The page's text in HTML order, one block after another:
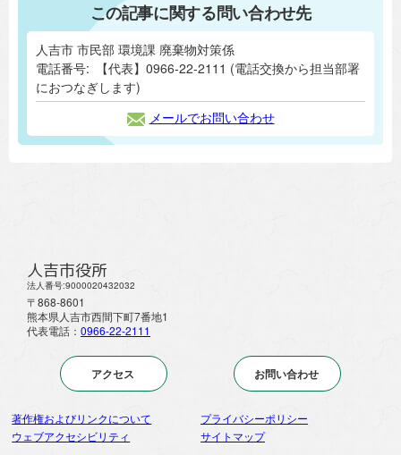
この記事に関する問い合わせ先
人吉市 市民部 環境課 廃棄物対策係
電話番号:
【代表】0966-22-2111 (電話交換から担当部署
におつなぎします)
メールでお問い合わせ
人吉市役所
法人番号:9000020432032
〒868-8601
熊本県人吉市西間下町7番地1
代表電話： 0966-22-2111
アクセス お問い合わせ
著作権およびリンクについて
プライバシーポリシー
ウェブアクセシビリティ
サイトマップ